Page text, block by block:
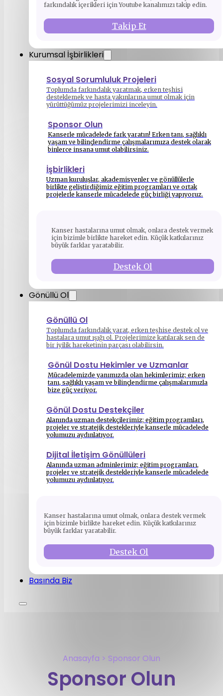
farkındalık içerikleri için Youtube kanalımızı takip edin.
Takip Et
Kurumsal İşbirlikleri
Sosyal Sorumluluk Projeleri
Toplumda farkındalık yaratmak, erken teşhisi
desteklemek ve hasta yakınlarına umut olmak için
yürüttüğümüz projelerimizi inceleyin.
Sponsor Olun
Kanserle mücadelede fark yaratın! Erken tanı, sağlıklı
yaşam ve bilinçlendirme çalışmalarımıza destek olarak
binlerce insana umut olabilirsiniz.
İşbirlikleri
Uzman kuruluşlar, akademisyenler ve gönüllülerle
birlikte geliştirdiğimiz eğitim programları ve ortak
projelerle kanserle mücadelede güç birliği yapıyoruz.
Kanser hastalarına umut olmak, onlara destek vermek
için bizimle birlikte hareket edin. Küçük katkılarınız
büyük farklar yaratabilir.
Destek Ol
Gönüllü Ol
Gönüllü Ol
Toplumda farkındalık yarat, erken teşhise destek ol ve
hastalara umut ışığı ol. Projelerimize katılarak sen de
bir iyilik hareketinin parçası olabilirsin.
Gönül Dostu Hekimler ve Uzmanlar
Mücadelemizde yanımızda olan hekimlerimiz; erken
tanı, sağlıklı yaşam ve bilinçlendirme çalışmalarımızla
bize güç veriyor.
Gönül Dostu Destekçiler
Alanında uzman destekçilerimiz; eğitim programları,
projeler ve stratejik destekleriyle kanserle mücadelede
yolumuzu aydınlatıyor.
Dijital İletişim Gönüllüleri
Alanında uzman adminlerimiz; eğitim programları,
projeler ve stratejik destekleriyle kanserle mücadelede
yolumuzu aydınlatıyor.
Kanser hastalarına umut olmak, onlara destek vermek
için bizimle birlikte hareket edin. Küçük katkılarınız
büyük farklar yaratabilir.
Destek Ol
Basında Biz
Anasayfa > Sponsor Olun
Sponsor Olun